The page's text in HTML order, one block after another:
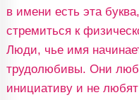
в имени есть эта
стремиться к
Люди, чье имя
трудолюбивы. Они
инициативу и не любят